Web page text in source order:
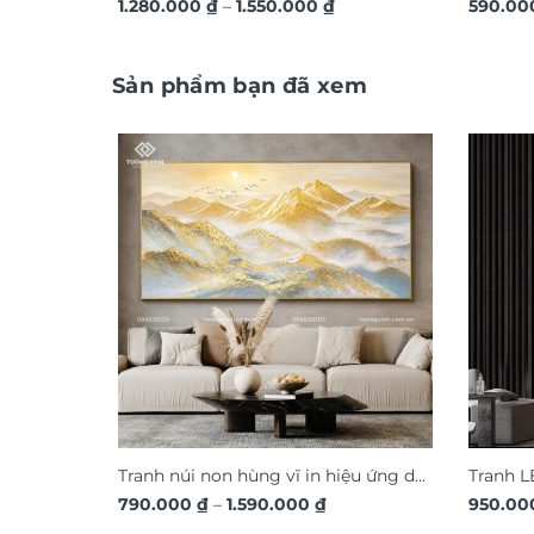
hiện đại TG4543
1.280.000₫ – 1.550.000₫Khoảng
1.550.000 ₫
hoa
Sản phẩm bạn đã xem
Tranh núi non hùng vĩ in hiệu ứng dát
vàng nổi 3D chi tiết TM185
790.000₫ – 1.590.000₫Khoảng
Tranh
đáo